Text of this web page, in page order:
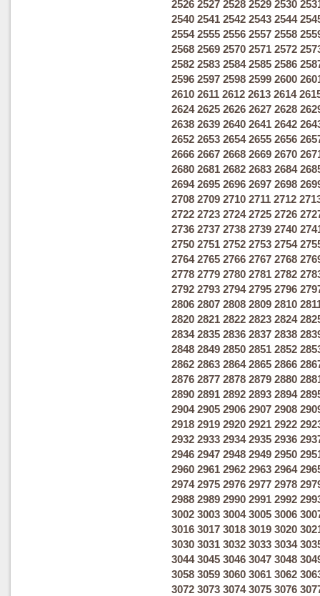
2526 2527 2528 2529 2530
2540 2541 2542 2543 2544
2554 2555 2556 2557 2558
2568 2569 2570 2571 2572
2582 2583 2584 2585 2586
2596 2597 2598 2599 2600
2610 2611 2612 2613 2614
2624 2625 2626 2627 2628
2638 2639 2640 2641 2642
2652 2653 2654 2655 2656
2666 2667 2668 2669 2670
2680 2681 2682 2683 2684
2694 2695 2696 2697 2698
2708 2709 2710 2711 2712
2722 2723 2724 2725 2726
2736 2737 2738 2739 2740
2750 2751 2752 2753 2754
2764 2765 2766 2767 2768
2778 2779 2780 2781 2782
2792 2793 2794 2795 2796
2806 2807 2808 2809 2810
2820 2821 2822 2823 2824
2834 2835 2836 2837 2838
2848 2849 2850 2851 2852
2862 2863 2864 2865 2866
2876 2877 2878 2879 2880
2890 2891 2892 2893 2894
2904 2905 2906 2907 2908
2918 2919 2920 2921 2922
2932 2933 2934 2935 2936
2946 2947 2948 2949 2950
2960 2961 2962 2963 2964
2974 2975 2976 2977 2978
2988 2989 2990 2991 2992
3002 3003 3004 3005 3006
3016 3017 3018 3019 3020
3030 3031 3032 3033 3034
3044 3045 3046 3047 3048
3058 3059 3060 3061 3062
3072 3073 3074 3075 3076